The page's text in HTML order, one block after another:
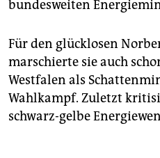
bundesweiten
Für den glücklosen
marschierte sie auch
Westfalen als
Wahlkampf. Zuletzt
schwarz-gelbe